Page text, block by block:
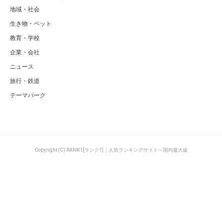
地域・社会
生き物・ペット
教育・学校
企業・会社
ニュース
旅行・鉄道
テーマパーク
Copyright (C) RANK1[ランク1]｜人気ランキングサイト～国内最大級